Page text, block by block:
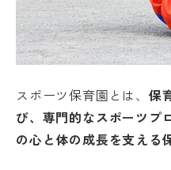
スポーツ保育園とは、 保
び、専門的なスポーツプ
の心と体の成長を支える